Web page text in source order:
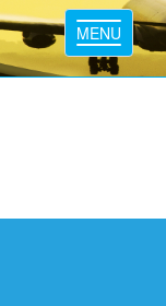
Toggle
MENU